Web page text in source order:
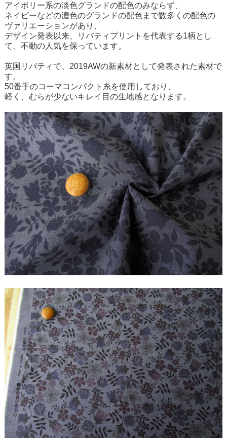
アイボリー系の淡色グランドの配色のみならず、
ネイビーなどの濃色のグランドの配色まで数多くの配色の
ヴァリエーションがあり、
デザイン発表以来、リバティプリントを代表する1柄とし
て、不動の人気を保っています。
英国リバティで、2019AWの新素材として発表された素材で
す。
50番手のコーマコンパクト糸を使用しており、
軽く、むらが少ないキレイ目の生地感となります。